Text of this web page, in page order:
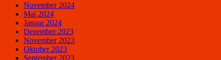
November 2024
Mai 2024
Januar 2024
Dezember 2023
November 2023
Oktober 2023
September 2023